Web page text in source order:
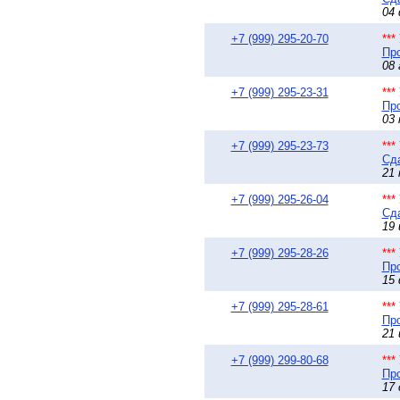
04
+7 (999) 295-20-70
***
08
+7 (999) 295-23-31
***
03
+7 (999) 295-23-73
***
21
+7 (999) 295-26-04
***
19
+7 (999) 295-28-26
***
15
+7 (999) 295-28-61
***
21
+7 (999) 299-80-68
***
17